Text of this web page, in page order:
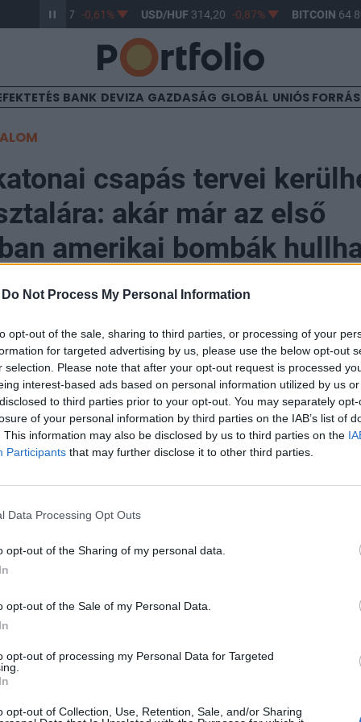
Do Not Process My Personal Information
opt-out of the sale, sharing to third parties, or processing of your
for targeted advertising by us, please use the below opt-out
selection. Please note that after your opt-out request is processed
interest-based ads based on personal information utilized by us
to third parties prior to your opt-out. You may separately
of your personal information by third parties on the IAB’s list of
This information may also be disclosed by us to third parties on the
Participants that may further disclose it to other third parties.
Data Processing Opt Outs
opt-out of the Sharing of my personal data.
opt-out of the Sale of my Personal Data.
opt-out of processing my Personal Data for Targeted
opt-out of Collection, Use, Retention, Sale, and/or Sharing
363,17 -0,61% USD/HUF 314,20 -0,87% BITCOIN64
BANK DEVIZA GAZDASÁG GLOBÁL UNIÓS
csapás tervei
akár már az első
amerikai bombák
új kormányzata mérlegeli az Irán elleni katonai
a megelőző légicsapásokat is. Donald Trump
több opciót is vizsgál, köztük a diplomáciai
A helyzetet bonyolítja Irán nukleáris programjának
csapata egy "maximális nyomás 2.0" stratégiát dolgoz ki
hogy Irán atomcsapást hajthat végre az ő
személyek szerint Trump javaslatokat kér ennek
portfolio.hu hírarchívumához tartozik, melynek olvasása
cikkarchívum